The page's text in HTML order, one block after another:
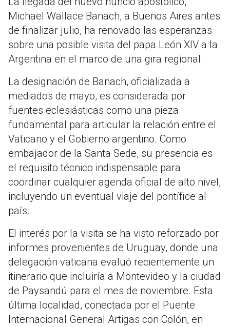
Michael Wallace Banach, a Buenos Aires antes
de finalizar julio, ha renovado las esperanzas
sobre una posible visita del papa León XIV a la
Argentina en el marco de una gira regional.
La designación de Banach, oficializada a
mediados de mayo, es considerada por
fuentes eclesiásticas como una pieza
fundamental para articular la relación entre el
Vaticano y el Gobierno argentino. Como
embajador de la Santa Sede, su presencia es
el requisito técnico indispensable para
coordinar cualquier agenda oficial de alto nivel,
incluyendo un eventual viaje del pontífice al
país.
El interés por la visita se ha visto reforzado por
informes provenientes de Uruguay, donde una
delegación vaticana evaluó recientemente un
itinerario que incluiría a Montevideo y la ciudad
de Paysandú para el mes de noviembre. Esta
última localidad, conectada por el Puente
Internacional General Artigas con Colón, en